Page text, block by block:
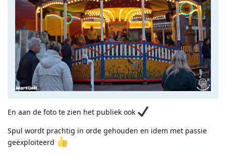
En aan de foto te zien het publiek ook
Spul wordt prachtig in orde gehouden en idem met passie
geëxploiteerd